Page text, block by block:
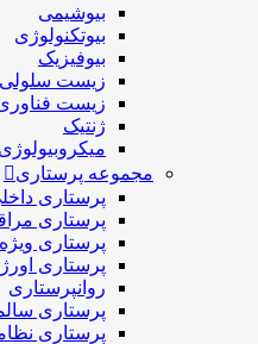
بیوشیمی
بیوتکنولوژی
بیوفیزیک
زیست سلولی
زیست فناوری
ژنتیک
میکروبیولوژی
مجموعه پرستاری
پرستاری
پرستاری
پرستاری ويژه
پرستاری
روانپرستاری
پرستاری
پرستاری